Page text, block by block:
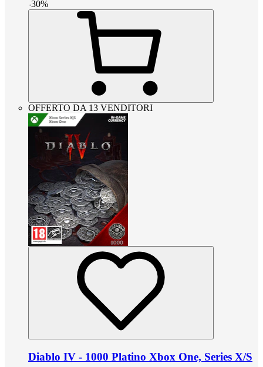
-30%
OFFERTO DA 13 VENDITORI
Diablo IV - 1000 Platino Xbox One, Series X/S